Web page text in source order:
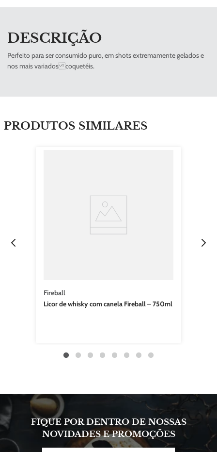
DESCRIÇÃO
Perfeito para ser consumido puro, em shots extremamente gelados e
nos mais variados coquetéis.
Fireball
Licor de whisky com canela Fireball – 750ml
FIQUE POR DENTRO DE NOSSAS
NOVIDADES E PROMOÇÕES